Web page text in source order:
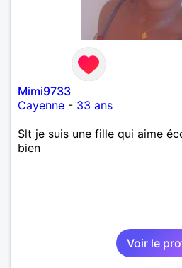
Mimi9733
Cayenne - 33 ans
Slt je suis une fille qui aime
bien
Voir le